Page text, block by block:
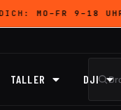
MO–FR 9–18 UHR
TALLER DJI